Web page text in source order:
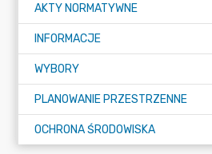
AKTY NORMATYWNE
INFORMACJE
WYBORY
PLANOWANIE PRZESTRZENNE
OCHRONA ŚRODOWISKA